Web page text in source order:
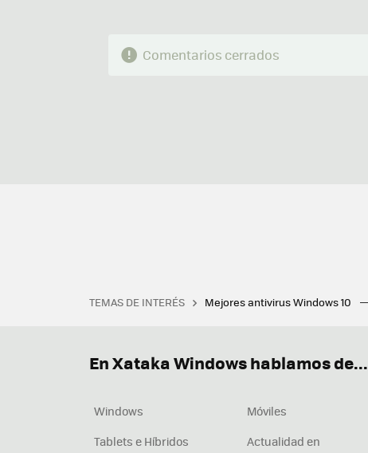
Comentarios cerrados
TEMAS DE INTERÉS Mejores antivirus Windows 10
En Xataka Windows hablamos de...
Windows Móviles
Tablets e Híbridos
Actualidad en